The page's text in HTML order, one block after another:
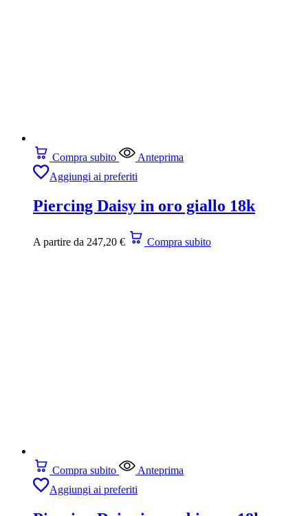
Compra subito
Anteprima
Aggiungi ai preferiti
Piercing Daisy in oro giallo 18k
A partire da 247,20 € Compra subito
Compra subito
Anteprima
Aggiungi ai preferiti